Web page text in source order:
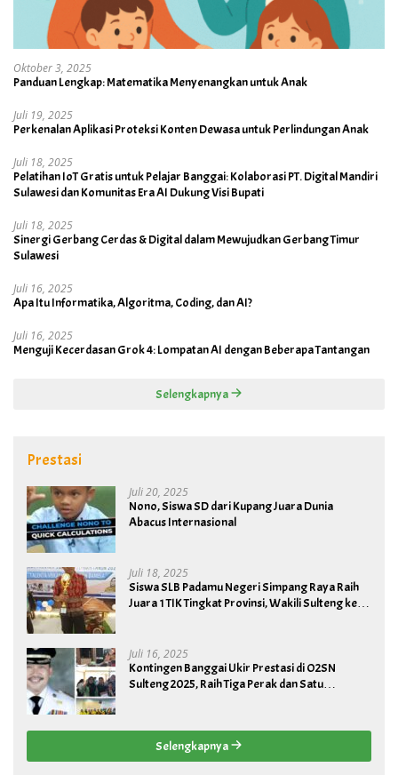
Oktober 3, 2025
Panduan Lengkap: Matematika Menyenangkan untuk Anak
Juli 19, 2025
Perkenalan Aplikasi Proteksi Konten Dewasa untuk Perlindungan Anak
Juli 18, 2025
Pelatihan IoT Gratis untuk Pelajar Banggai: Kolaborasi PT. Digital Mandiri
Sulawesi dan Komunitas Era AI Dukung Visi Bupati
Juli 18, 2025
Sinergi Gerbang Cerdas & Digital dalam Mewujudkan Gerbang Timur
Sulawesi
Juli 16, 2025
Apa Itu Informatika, Algoritma, Coding, dan AI?
Juli 16, 2025
Menguji Kecerdasan Grok 4: Lompatan AI dengan Beberapa Tantangan
Selengkapnya
Prestasi
Juli 20, 2025
Nono, Siswa SD dari Kupang Juara Dunia
Abacus Internasional
Juli 18, 2025
Siswa SLB Padamu Negeri Simpang Raya Raih
Juara 1 TIK Tingkat Provinsi, Wakili Sulteng ke
Juli 16, 2025
Kontingen Banggai Ukir Prestasi di O2SN
Sulteng 2025, Raih Tiga Perak dan Satu
Selengkapnya